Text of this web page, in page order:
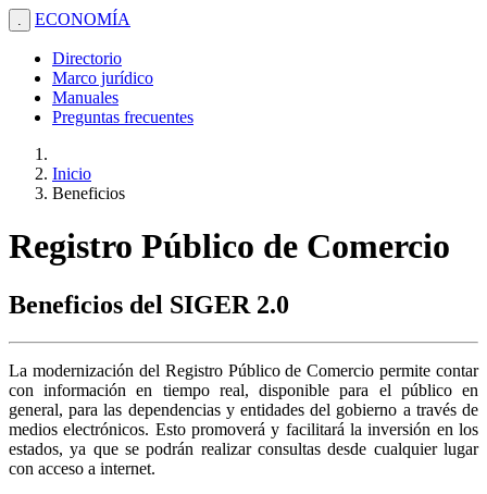
. ECONOMÍA
Directorio
Marco jurídico
Manuales
Preguntas frecuentes
Inicio
Beneficios
Registro Público de Comercio
Beneficios del SIGER 2.0
La modernización del Registro Público de Comercio permite contar
con información en tiempo real, disponible para el público en
general, para las dependencias y entidades del gobierno a través de
medios electrónicos. Esto promoverá y facilitará la inversión en los
estados, ya que se podrán realizar consultas desde cualquier lugar
con acceso a internet.